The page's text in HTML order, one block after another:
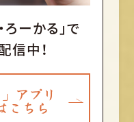
ーかる」で
信中！
アプリ
こちら